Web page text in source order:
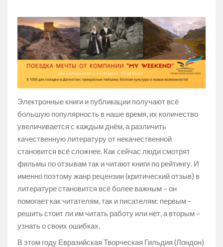
Электронные книги и публикации получают всё
большую популярность в наше время, их количество
увеличивается с каждым днём, а различить
качественную литературу от некачественной
становится всё сложнее. Как сейчас люди смотрят
фильмы по отзывам так и читают книги по рейтингу. И
именно поэтому жанр рецензии (критический отзыв) в
литературе становится всё более важным – он
помогает как читателям, так и писателям: первым –
решить стоит ли им читать работу или нет, а вторым –
узнать о своих ошибках.
В этом году Евразийская Творческая Гильдия (Лондон)